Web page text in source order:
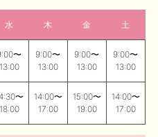
水 木 金 土
〜
13:00
9:00〜
13:00
9:00〜
13:00
9:00〜
13:00
〜
18:00
14:00〜
17:00
15:00〜
19:00
14:00〜
17:00